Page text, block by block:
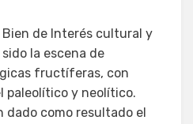
de Interés cultural y
la escena de
fructíferas, con
paleolítico y neolítico.
dado como resultado el